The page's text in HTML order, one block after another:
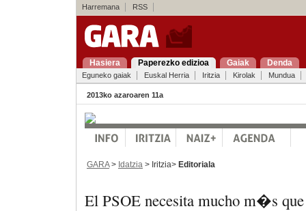
Harremana RSS
Hasiera Paperezko edizioa Gaiak Denda
Eguneko gaiak Euskal Herria Iritzia Kirolak Mundua
2013ko azaroaren 11a
GARA> Idatzia > Iritzia> Editoriala
El PSOE necesita mucho m�s